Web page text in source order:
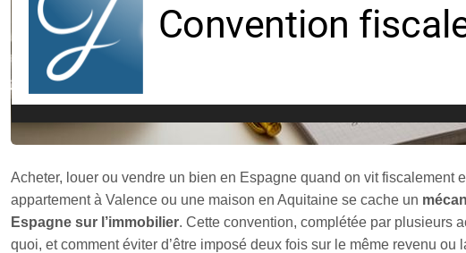
Acheter, louer ou vendre un bien en Espagne quand on vit fiscalement
appartement à Valence ou une maison en Aquitaine se cache un
Espagne sur l’immobilier. Cette convention, complétée par plusieurs
quoi, et comment éviter d’être imposé deux fois sur le même revenu ou